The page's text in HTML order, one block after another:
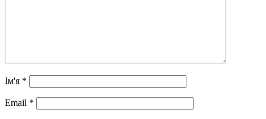
Ім'я *
Email *